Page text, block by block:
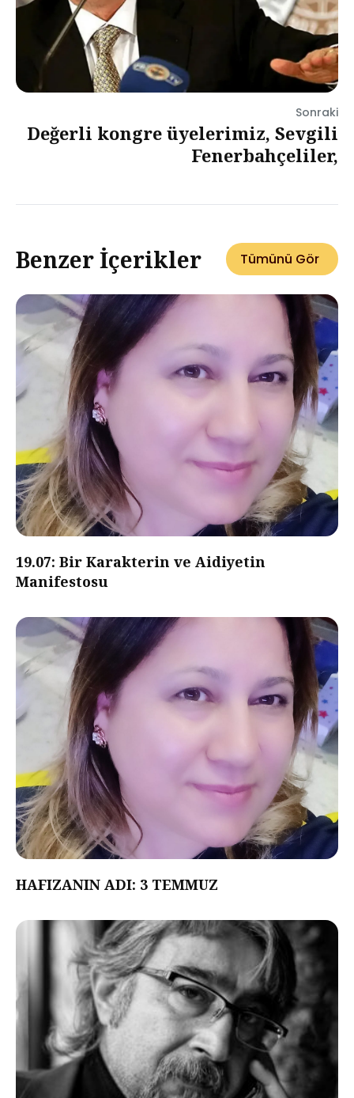
Sonraki
Değerli kongre üyelerimiz, Sevgili
Fenerbahçeliler,
Benzer İçerikler Tümünü Gör
19.07: Bir Karakterin ve Aidiyetin
Manifestosu
HAFIZANIN ADI: 3 TEMMUZ